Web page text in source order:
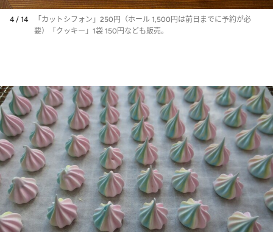
4 / 14
「カットシフォン」250円（ホール 1,500円は前日までに予約が必
要）「クッキー」1袋 150円なども販売。